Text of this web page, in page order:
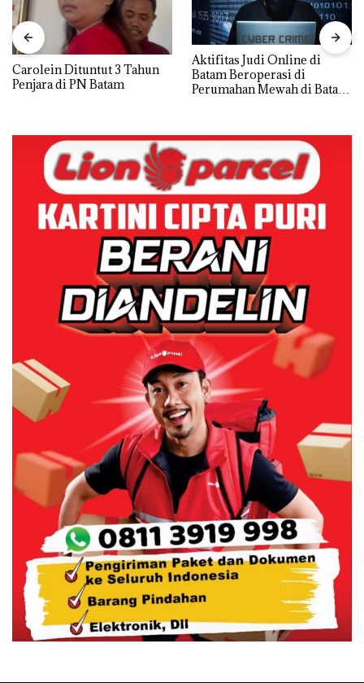
Carolein Dituntut 3 Tahun
Penjara di PN Batam
Aktifitas Judi Online di
Batam Beroperasi di
Perumahan Mewah di Batam